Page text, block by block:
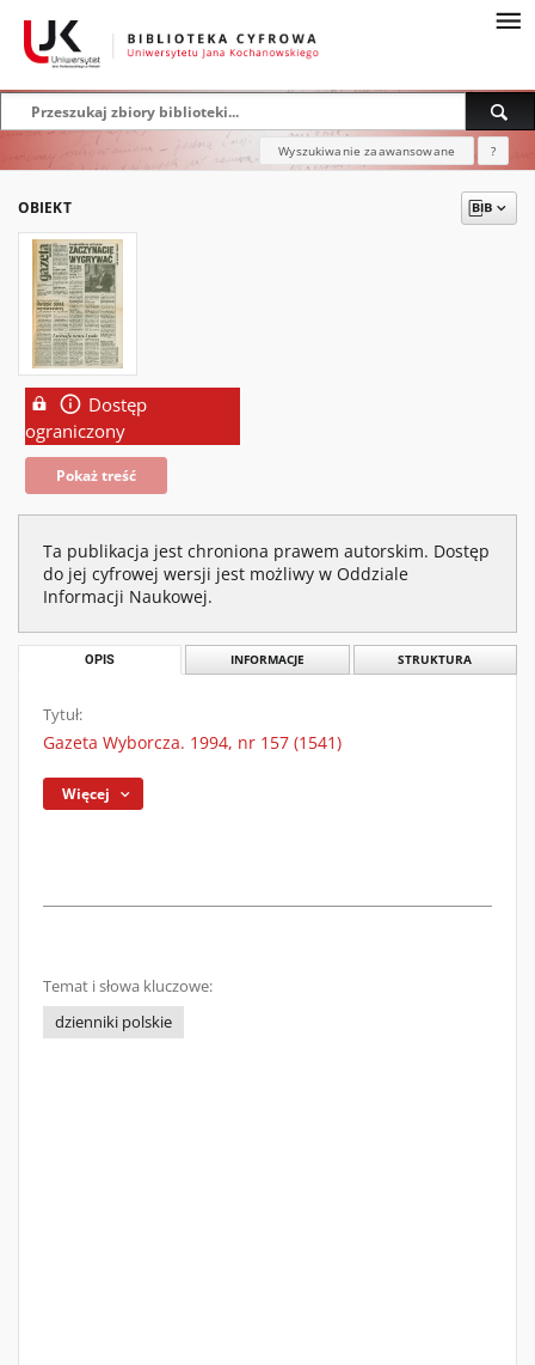
Wyszukiwanie zaawansowane ?
OBIEKT
Dostęp
ograniczony
Pokaż treść
Ta publikacja jest chroniona prawem autorskim. Dostęp
do jej cyfrowej wersji jest możliwy w Oddziale
Informacji Naukowej.
OPIS INFORMACJE STRUKTURA
Tytuł:
Gazeta Wyborcza. 1994, nr 157 (1541)
Więcej
Temat i słowa kluczowe:
dzienniki polskie